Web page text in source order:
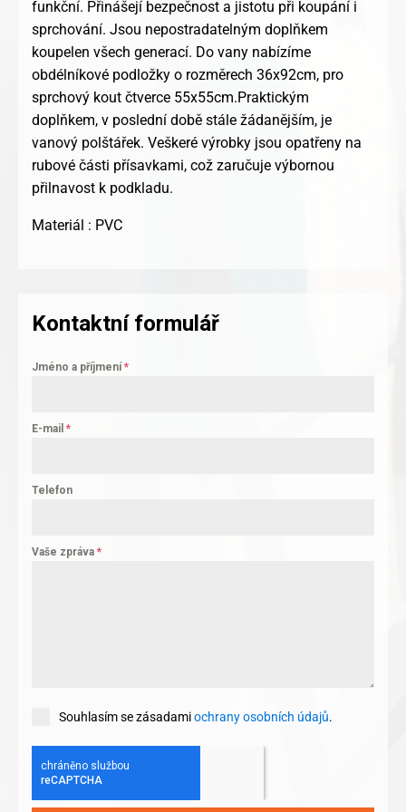
funkční. Přinášejí bezpečnost a jistotu při koupání i
sprchování. Jsou nepostradatelným doplňkem
koupelen všech generací. Do vany nabízíme
obdélníkové podložky o rozměrech 36x92cm, pro
sprchový kout čtverce 55x55cm.Praktickým
doplňkem, v poslední době stále žádanějším, je
vanový polštářek. Veškeré výrobky jsou opatřeny na
rubové části přísavkami, což zaručuje výbornou
přilnavost k podkladu.
Materiál : PVC
Kontaktní formulář
Jméno a příjmení*
E-mail *
Telefon
Vaše zpráva *
Souhlasím se zásadamiochrany osobních údajů.